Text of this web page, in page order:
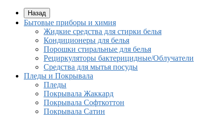
Назад
Бытовые приборы и химия
Жидкие средства для стирки белья
Кондиционеры для белья
Порошки стиральные для белья
Рециркуляторы бактерицидные/Облучатели
Средства для мытья посуды
Пледы и Покрывала
Пледы
Покрывала Жаккард
Покрывала Софткоттон
Покрывала Сатин